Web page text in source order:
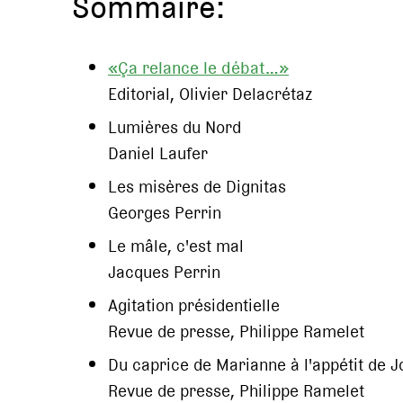
«Ça relance le débat…»
Editorial, Olivier Delacrétaz
Lumières du Nord
Daniel Laufer
Les misères de Dignitas
Georges Perrin
Le mâle, c'est mal
Jacques Perrin
Agitation présidentielle
Revue de presse, Philippe Ramelet
Du caprice de Marianne à l'appétit de
Revue de presse, Philippe Ramelet